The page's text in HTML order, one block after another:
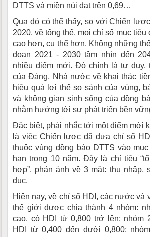
DTTS và miền núi đạt trên 0,69…
Qua đó có thể thấy, so với Chiến
2020, về tổng thể, mọi chỉ số mục tiêu
cao hơn, cụ thể hơn. Không những
đoạn 2021 - 2030 tầm nhìn đến
nhiều điểm mới. Đó chính là tư duy,
của Đảng, Nhà nước về khai thác
hiệu quả lợi thế so sánh của vùng,
và không gian sinh sống của đồng
nhằm hướng tới sự phát triển bền
Đặc biệt, phải nhắc tới một điểm mới
là việc Chiến lược đã đưa chỉ số
thuộc vùng đồng bào DTTS vào
hạn trong 10 năm. Đây là chỉ tiêu
hợp”, phản ánh về 3 mặt: thu nhập,
dục.
Hiện nay, về chỉ số HDI, các nước và
thế giới được chia thành 4 nhóm:
cao, có HDI từ 0,800 trở lên; nhóm
HDI từ 0,400 đến dưới 0,800;